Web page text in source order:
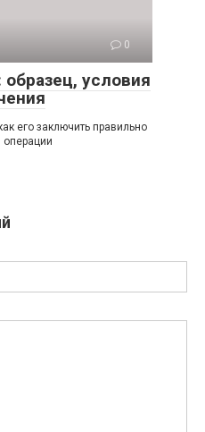
0
условия
его заключить правильно